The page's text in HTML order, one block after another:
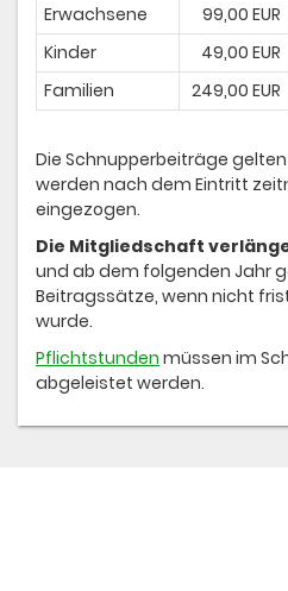
Erwachsene
99,00 EUR
Kinder
49,00 EUR
Familien
249,00 EUR
Die Schnupperbeiträge
werden nach dem Eintritt
eingezogen.
Die Mitgliedschaft
und ab dem folgenden Jahr
Beitragssätze, wenn nicht
wurde.
Pflichtstunden müssen im
abgeleistet werden.